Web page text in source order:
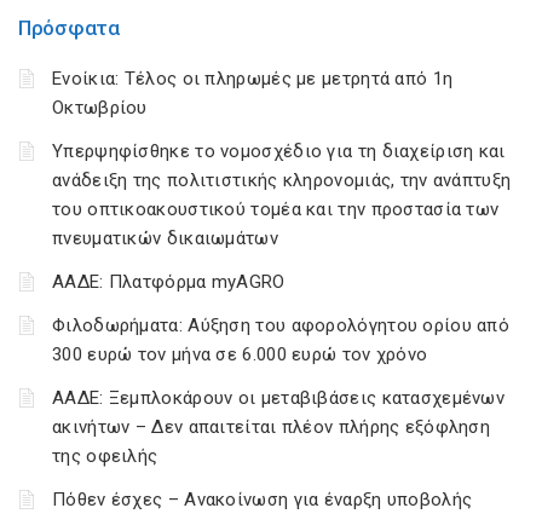
Πρόσφατα
Ενοίκια: Τέλος οι πληρωμές με μετρητά από 1η
Οκτωβρίου
Υπερψηφίσθηκε το νομοσχέδιο για τη διαχείριση και
ανάδειξη της πολιτιστικής κληρονομιάς, την ανάπτυξη
του οπτικοακουστικού τομέα και την προστασία των
πνευματικών δικαιωμάτων
ΑΑΔΕ: Πλατφόρμα myAGRO
Φιλοδωρήματα: Αύξηση του αφορολόγητου ορίου από
300 ευρώ τον μήνα σε 6.000 ευρώ τον χρόνο
ΑΑΔΕ: Ξεμπλοκάρουν οι μεταβιβάσεις κατασχεμένων
ακινήτων – Δεν απαιτείται πλέον πλήρης εξόφληση
της οφειλής
Πόθεν έσχες – Ανακοίνωση για έναρξη υποβολής